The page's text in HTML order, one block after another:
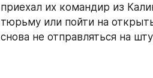
приехал их командир из
тюрьму или пойти на
снова не отправляться на